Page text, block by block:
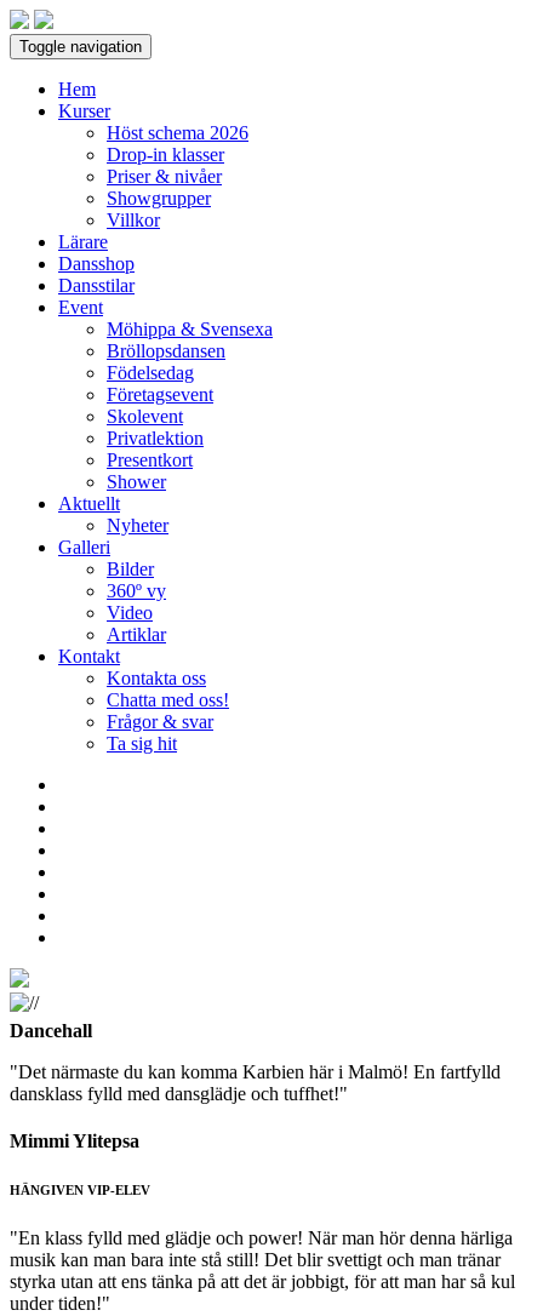
Toggle navigation
Hem
Kurser
Höst schema 2026
Drop-in klasser
Priser & nivåer
Showgrupper
Villkor
Lärare
Dansshop
Dansstilar
Event
Möhippa & Svensexa
Bröllopsdansen
Födelsedag
Företagsevent
Skolevent
Privatlektion
Presentkort
Shower
Aktuellt
Nyheter
Galleri
Bilder
360º vy
Video
Artiklar
Kontakt
Kontakta oss
Chatta med oss!
Frågor & svar
Ta sig hit
Dancehall
"Det närmaste du kan komma Karbien här i Malmö! En fartfylld
dansklass fylld med dansglädje och tuffhet!"
Mimmi Ylitepsa
HÄNGIVEN VIP-ELEV
"En klass fylld med glädje och power! När man hör denna härliga
musik kan man bara inte stå still! Det blir svettigt och man tränar
styrka utan att ens tänka på att det är jobbigt, för att man har så kul
under tiden!"